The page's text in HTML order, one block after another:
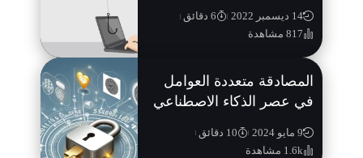
14 ديسمبر 2022
6 دقائق
817 مشاهدة
المصادقة متعددة العوامل
في عصر الذكاء الاصطناعي
9 مايو 2024
10 دقائق
1.6k مشاهدة